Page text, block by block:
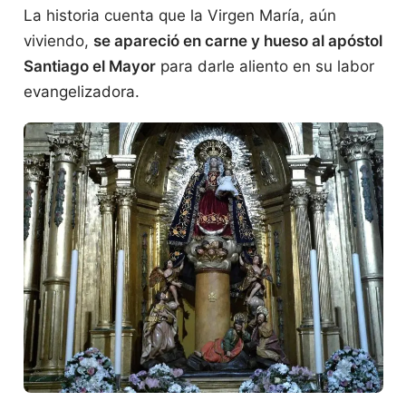
La historia cuenta que la Virgen María, aún
viviendo, se apareció en carne y hueso al apóstol
Santiago el Mayorpara darle aliento en su labor
evangelizadora.